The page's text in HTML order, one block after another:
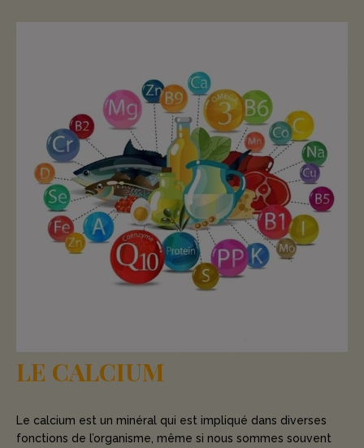
LE CALCIUM
Le calcium est un minéral qui est impliqué dans diverses
fonctions de l’organisme, même si nous sommes souvent